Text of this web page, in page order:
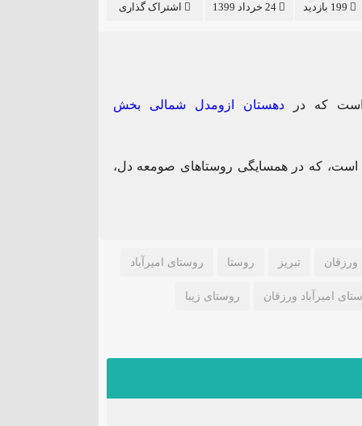
اشتراک گذاری
که دردهستان ازومدل شمالی بخش
است، که در همسایگی روستاهای صومعه دل،
ورزقان تبریز روستا روستای امیرآباد
امیرآباد ورزقان روستای زیبا